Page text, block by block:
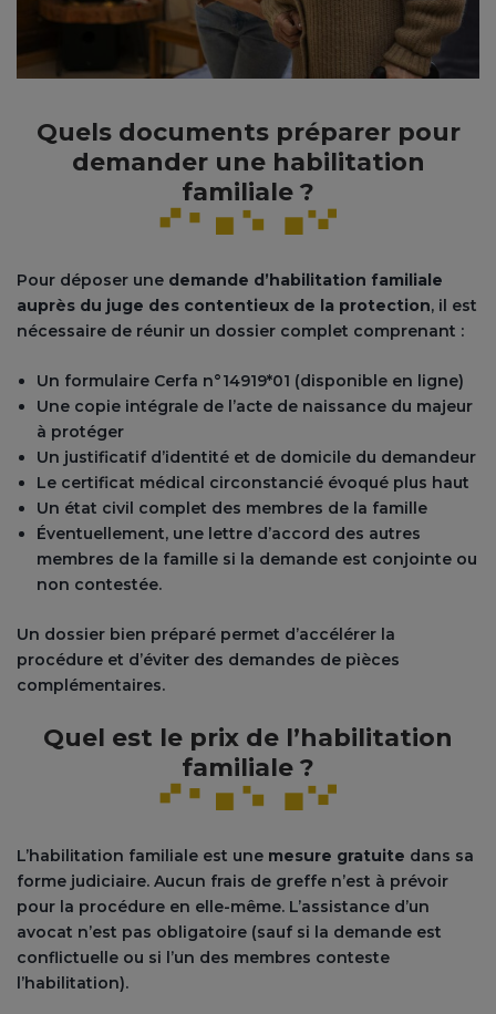
Quels documents préparer pour
demander une habilitation
familiale ?
Pour déposer une demande d’habilitation familiale
auprès du juge des contentieux de la protection, il est
nécessaire de réunir un dossier complet comprenant :
Un formulaire Cerfa n°14919*01 (disponible en ligne)
Une copie intégrale de l’acte de naissance du majeur
à protéger
Un justificatif d’identité et de domicile du demandeur
Le certificat médical circonstancié évoqué plus haut
Un état civil complet des membres de la famille
Éventuellement, une lettre d’accord des autres
membres de la famille si la demande est conjointe ou
non contestée.
Un dossier bien préparé permet d’accélérer la
procédure et d’éviter des demandes de pièces
complémentaires.
Quel est le prix de l’habilitation
familiale ?
L’habilitation familiale est une mesure gratuite dans sa
forme judiciaire. Aucun frais de greffe n’est à prévoir
pour la procédure en elle-même. L’assistance d’un
avocat n’est pas obligatoire (sauf si la demande est
conflictuelle ou si l’un des membres conteste
l’habilitation).